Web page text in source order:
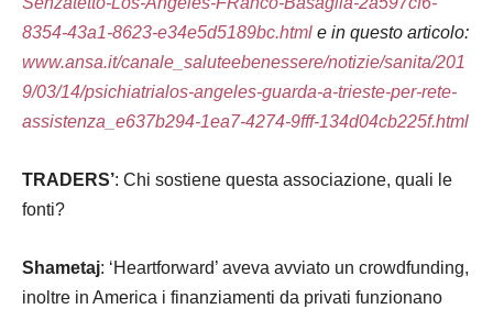
8354-43a1-8623-e34e5d5189bc.html e in questo articolo:
www.ansa.it/canale_saluteebenessere/notizie/sanita/201
9/03/14/psichiatrialos-angeles-guarda-a-trieste-per-rete-
assistenza_e637b294-1ea7-4274-9fff-134d04cb225f.html
TRADERS’: Chi sostiene questa associazione, quali le
fonti?
Shametaj: ‘Heartforward’ aveva avviato un crowdfunding,
inoltre in America i finanziamenti da privati funzionano